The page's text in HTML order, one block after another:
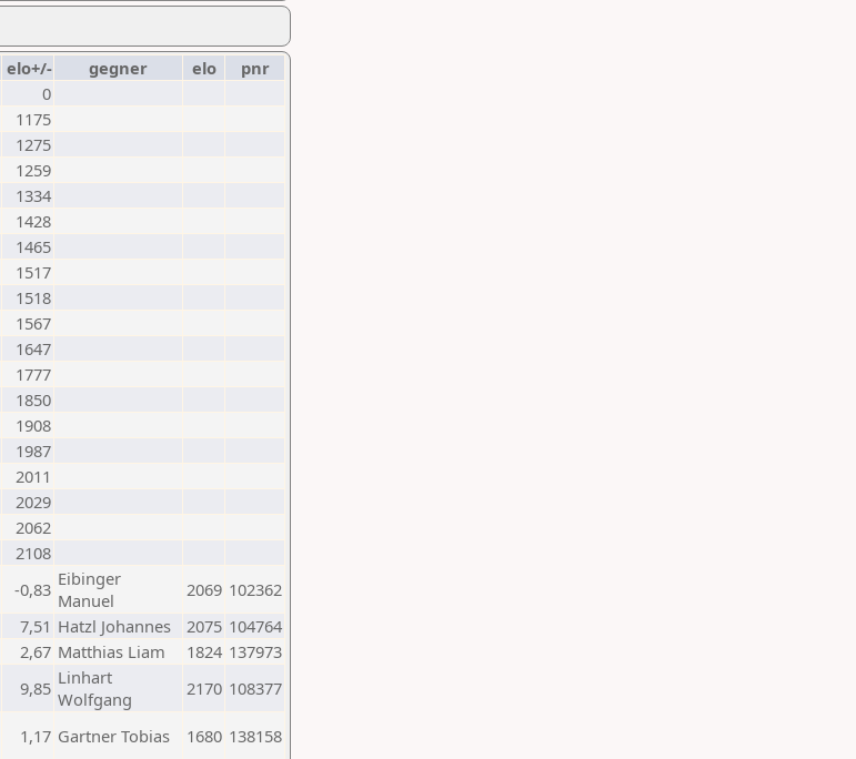
elo+/- gegner elo
pnr
0
1175
1275
1259
1334
1428
1465
1517
1518
1567
1647
1777
1850
1908
1987
2011
2029
2062
2108
-0,83 Eibinger
Manuel
2069 102362
7,51 Hatzl Johannes 2075 104764
2,67 Matthias Liam 1824 137973
9,85 Linhart
Wolfgang
2170 108377
1,17 Gartner Tobias 1680 138158